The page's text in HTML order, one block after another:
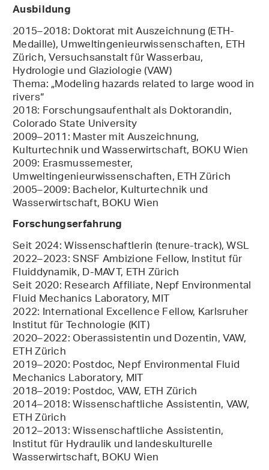
Ausbildung
2015–2018: Doktorat mit Auszeichnung (ETH-
Medaille), Umweltingenieurwissenschaften, ETH
Zürich, Versuchsanstalt für Wasserbau,
Hydrologie und Glaziologie (VAW)
Thema: „Modeling hazards related to large wood in
rivers“
2018: Forschungsaufenthalt als Doktorandin,
Colorado State University
2009–2011: Master mit Auszeichnung,
Kulturtechnik und Wasserwirtschaft, BOKU Wien
2009: Erasmussemester,
Umweltingenieurwissenschaften, ETH Zürich
2005–2009: Bachelor, Kulturtechnik und
Wasserwirtschaft, BOKU Wien
Forschungserfahrung
Seit 2024: Wissenschaftlerin (tenure-track), WSL
2022–2023: SNSF Ambizione Fellow, Institut für
Fluiddynamik, D-MAVT, ETH Zürich
Seit 2020: Research Affiliate, Nepf Environmental
Fluid Mechanics Laboratory, MIT
2022: International Excellence Fellow, Karlsruher
Institut für Technologie (KIT)
2020–2022: Oberassistentin und Dozentin, VAW,
ETH Zürich
2019–2020: Postdoc, Nepf Environmental Fluid
Mechanics Laboratory, MIT
2018–2019: Postdoc, VAW, ETH Zürich
2014–2018: Wissenschaftliche Assistentin, VAW,
ETH Zürich
2012–2013: Wissenschaftliche Assistentin,
Institut für Hydraulik und landeskulturelle
Wasserwirtschaft, BOKU Wien